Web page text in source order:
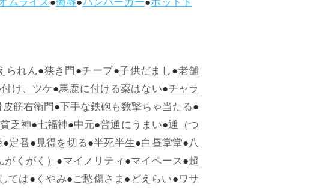
ムライス●侮辱●ハンバーガー●ホットド
られん●狭き門●チープ●子供だまし●老舗
付け、ツケ●馬鹿に付ける薬はない●チャラ
筋右衛門●下手な鉄砲も数撃ちゃ当たる●
貧乏神●七福神●中元●普通にうまい●通（つ
●定番●見得を切る●半死半生●白昼堂堂●八
がくがく）●マイノリティ●マイペース●超
ては●くやみ●ご愁傷さま●どえらい●ワサ